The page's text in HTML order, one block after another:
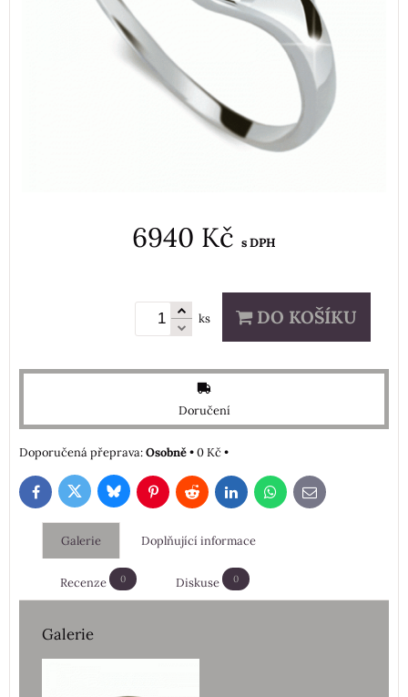
6940 Kč s DPH
ks DO KOŠÍKU
Doručení
Osobně•0 Kč•
FacebookTwitterBlueskyPinterestRedditLinkedInWhatsApp
E-
mail
Galerie Doplňující informace
Recenze 0 Diskuse 0
Galerie